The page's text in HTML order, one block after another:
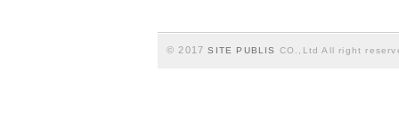
© 2017SITE PUBLIS CO.,Ltd All right